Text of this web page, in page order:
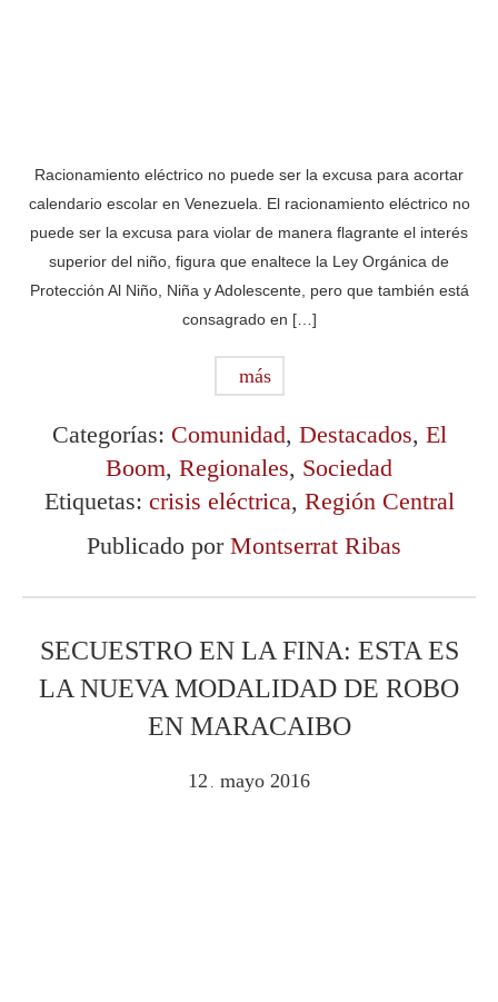
Racionamiento eléctrico no puede ser la excusa para acortar
calendario escolar en Venezuela. El racionamiento eléctrico no
puede ser la excusa para violar de manera flagrante el interés
superior del niño, figura que enaltece la Ley Orgánica de
Protección Al Niño, Niña y Adolescente, pero que también está
consagrado en […]
más
Categorías: Comunidad, Destacados, El
Boom, Regionales, Sociedad
Etiquetas: crisis eléctrica, Región Central
Publicado por Montserrat Ribas
SECUESTRO EN LA FINA: ESTA ES
LA NUEVA MODALIDAD DE ROBO
EN MARACAIBO
12 . mayo 2016